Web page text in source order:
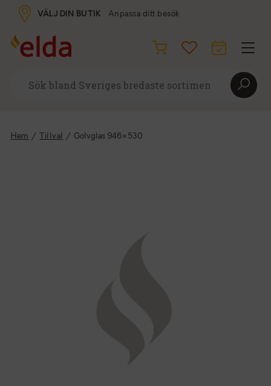
VÄLJ DIN BUTIK Anpassa ditt besök
Hem / Tillval / Golvglas 946×530